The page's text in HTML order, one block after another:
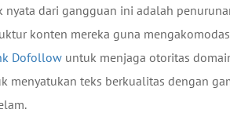
dari gangguan ini adalah
konten mereka guna
Dofollow untuk menjaga otoritas
menyatukan teks berkualitas dengan